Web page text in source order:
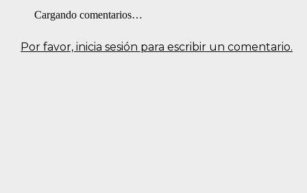
Por favor, inicia sesión para escribir un comentario.
Cargando comentarios…